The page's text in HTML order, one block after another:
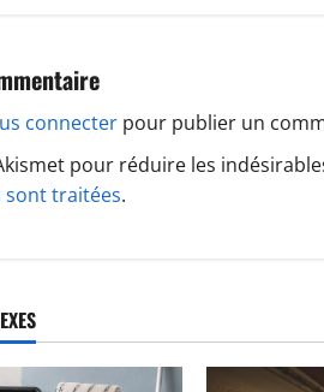
connecter pour publier un
pour réduire les
traitées.